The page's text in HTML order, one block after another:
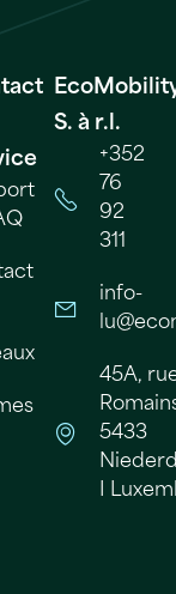
S. à r.l.
+352
76
92
311
info-
45A,
5433
I